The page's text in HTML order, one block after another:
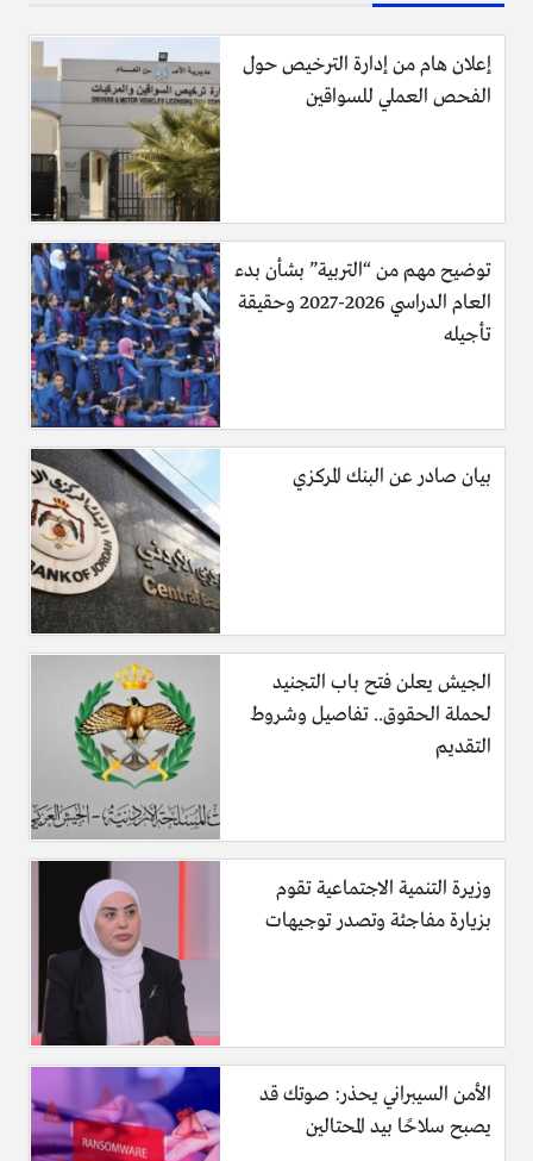
قم في استخدام مواد طبيعية مثل القطن وكن مبدعاً في مكان ربط
الأشرطة كخياطة أزرار على عصابة الرأس او عمل موصل يمتد من
وراء الرأس
إعلان هام من إدارة الترخيص حول
الفحص العملي للسواقين
توضيح مهم من “التربية” بشأن بدء
العام الدراسي 2026-2027 وحقيقة
تأجيله
بيان صادر عن البنك المركزي
الجيش يعلن فتح باب التجنيد
لحملة الحقوق.. تفاصيل وشروط
التقديم
وزيرة التنمية الاجتماعية تقوم
بزيارة مفاجئة وتصدر توجيهات
الأمن السيبراني يحذر: صوتك قد
يصبح سلاحًا بيد المحتالين